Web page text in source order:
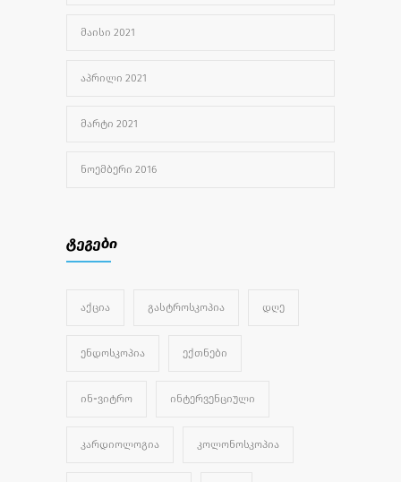
ᲛᲐᲘᲡᲘ 2021
ᲐᲞᲠᲘᲚᲘ 2021
ᲛᲐᲠᲢᲘ 2021
ᲜᲝᲔᲛᲑᲔᲠᲘ 2016
ტეგები
ᲐᲥᲪᲘᲐ ᲒᲐᲡᲢᲠᲝᲡᲙᲝᲞᲘᲐ ᲓᲦᲔ
ᲔᲜᲓᲝᲡᲙᲝᲞᲘᲐ ᲔᲥᲗᲜᲔᲑᲘ
ᲘᲜ-ᲕᲘᲢᲠᲝ ᲘᲜᲢᲔᲠᲕᲔᲜᲪᲘᲣᲚᲘ
ᲙᲐᲠᲓᲘᲝᲚᲝᲒᲘᲐ ᲙᲝᲚᲝᲜᲝᲡᲙᲝᲞᲘᲐ